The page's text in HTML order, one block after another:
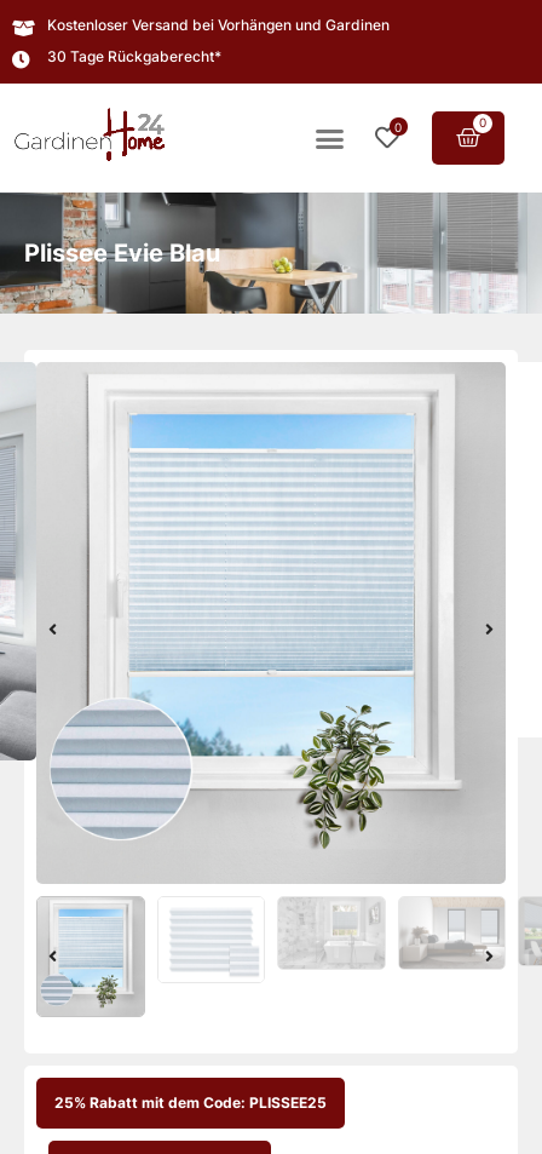
Kostenloser Versand bei Vorhängen und Gardinen
30 Tage Rückgaberecht*
0 0
Plissee Evie Blau
25% Rabatt mit dem Code: PLISSEE25